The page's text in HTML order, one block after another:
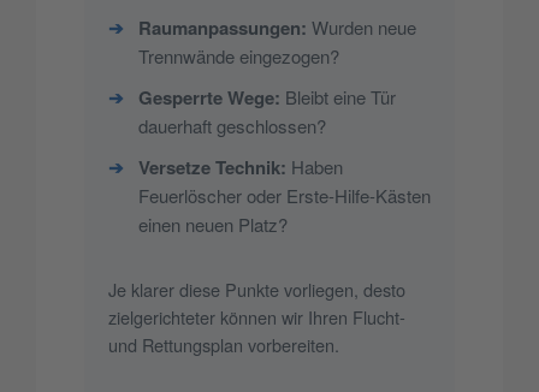
➔ Raumanpassungen: Wurden neue
Trennwände eingezogen?
➔ Gesperrte Wege: Bleibt eine Tür
dauerhaft geschlossen?
➔ Versetze Technik: Haben
Feuerlöscher oder Erste-Hilfe-Kästen
einen neuen Platz?
Je klarer diese Punkte vorliegen, desto
zielgerichteter können wir Ihren Flucht-
und Rettungsplan vorbereiten.